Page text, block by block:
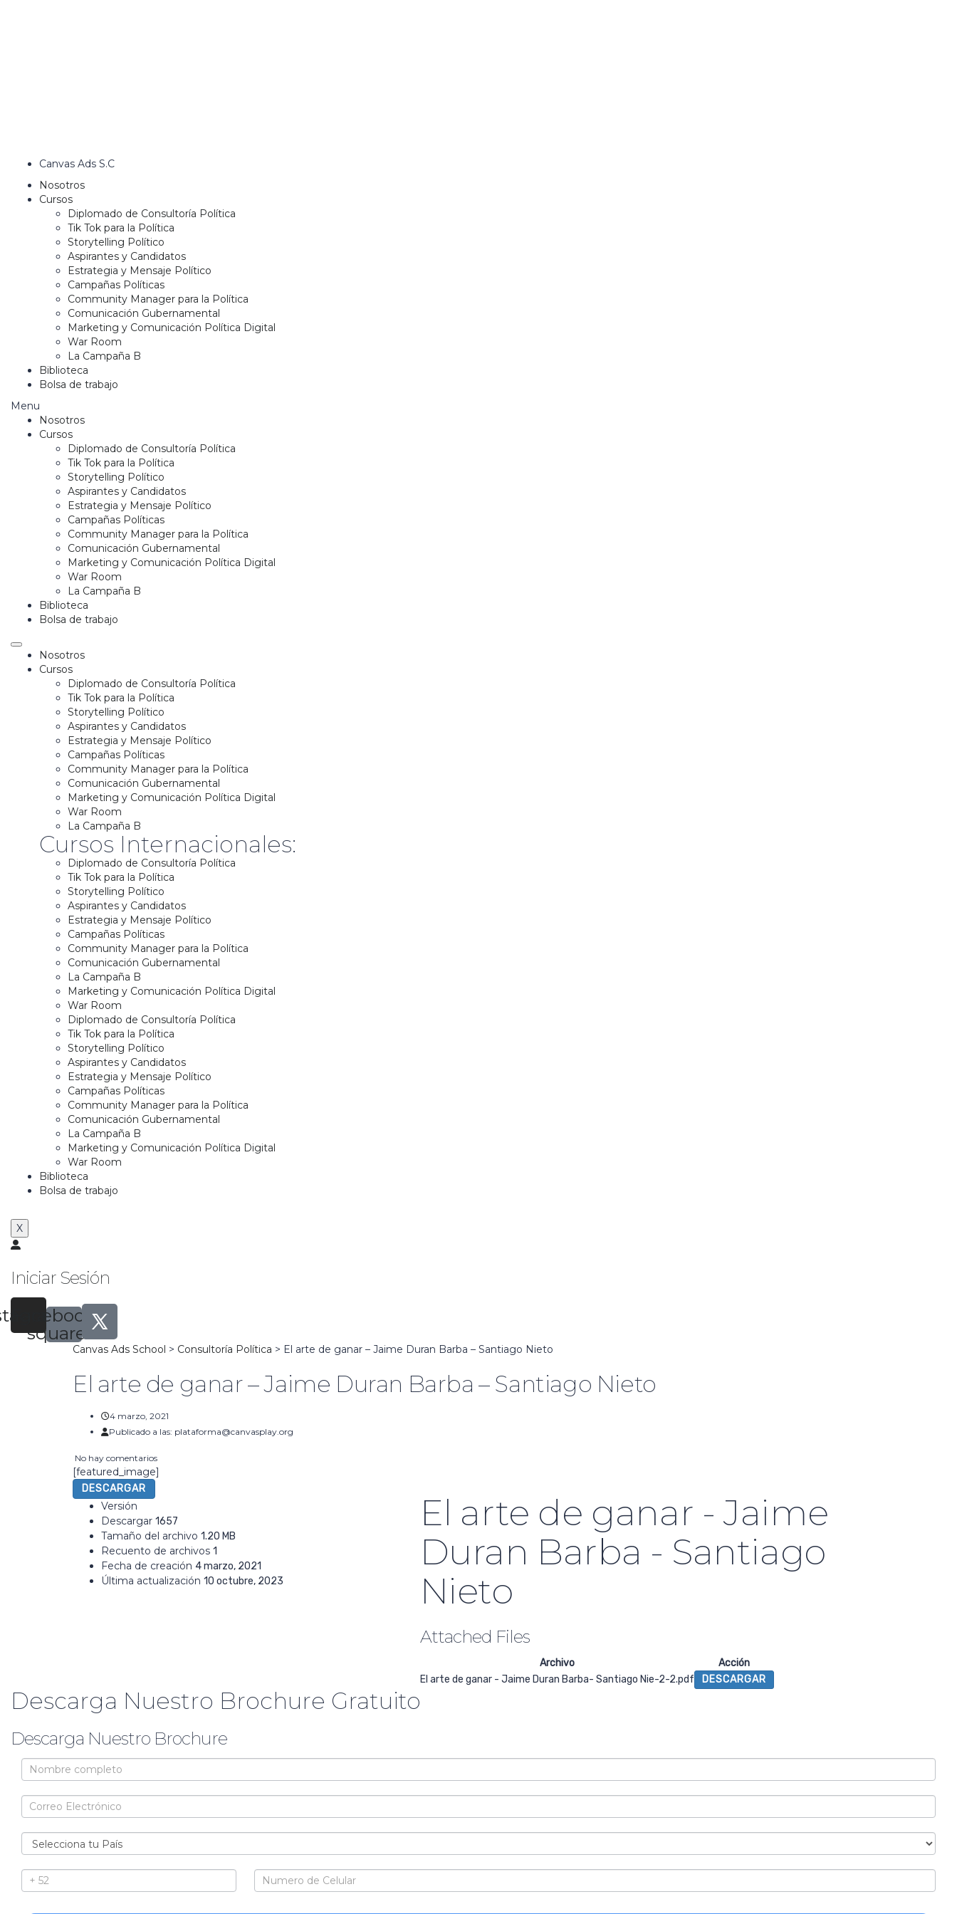
Canvas Ads S.C
Nosotros
Cursos
Diplomado de Consultoría Política
Tik Tok para la Política
Storytelling Político
Aspirantes y Candidatos
Estrategia y Mensaje Político
Campañas Políticas
Community Manager para la Política
Comunicación Gubernamental
Marketing y Comunicación Política Digital
War Room
La Campaña B
Biblioteca
Bolsa de trabajo
Menu
Nosotros
Cursos
Diplomado de Consultoría Política
Tik Tok para la Política
Storytelling Político
Aspirantes y Candidatos
Estrategia y Mensaje Político
Campañas Políticas
Community Manager para la Política
Comunicación Gubernamental
Marketing y Comunicación Política Digital
War Room
La Campaña B
Biblioteca
Bolsa de trabajo
Nosotros
Cursos
Diplomado de Consultoría Política
Tik Tok para la Política
Storytelling Político
Aspirantes y Candidatos
Estrategia y Mensaje Político
Campañas Políticas
Community Manager para la Política
Comunicación Gubernamental
Marketing y Comunicación Política Digital
War Room
La Campaña B
Cursos Internacionales:
Diplomado de Consultoría Política
Tik Tok para la Política
Storytelling Político
Aspirantes y Candidatos
Estrategia y Mensaje Político
Campañas Políticas
Community Manager para la Política
Comunicación Gubernamental
La Campaña B
Marketing y Comunicación Política Digital
War Room
Diplomado de Consultoría Política
Tik Tok para la Política
Storytelling Político
Aspirantes y Candidatos
Estrategia y Mensaje Político
Campañas Políticas
Community Manager para la Política
Comunicación Gubernamental
La Campaña B
Marketing y Comunicación Política Digital
War Room
Biblioteca
Bolsa de trabajo
X
Iniciar Sesión
Facebook-
square
Canvas Ads School > Consultoría Política > El arte de ganar – Jaime Duran Barba – Santiago Nieto
El arte de ganar – Jaime Duran Barba – Santiago Nieto
4 marzo, 2021
Publicado a las: plataforma@canvasplay.org
No hay comentarios
[featured_image]
DESCARGAR
Versión
Descargar 1657
Tamaño del archivo 1.20 MB
Recuento de archivos 1
Fecha de creación 4 marzo, 2021
Última actualización 10 octubre, 2023
El arte de ganar - Jaime
Duran Barba - Santiago
Nieto
Attached Files
Archivo
Acción
El arte de ganar - Jaime Duran Barba- Santiago Nie-2-2.pdf
DESCARGAR
Descarga Nuestro Brochure Gratuito
Descarga Nuestro Brochure
Brochure